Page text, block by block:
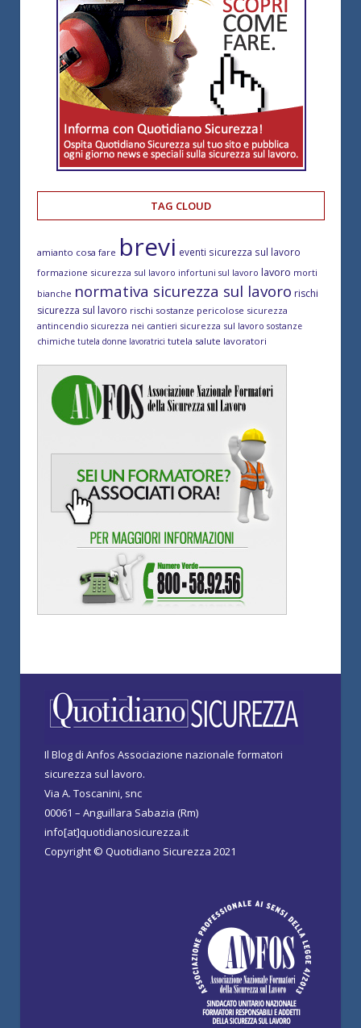
TAG CLOUD
amianto cosa fare brevi eventi sicurezza sul lavoro
formazione sicurezza sul lavoro infortuni sul lavoro lavoro morti
bianche normativa sicurezza sul lavoro rischi
sicurezza sul lavoro rischi sostanze pericolose sicurezza
antincendio sicurezza nei cantieri sicurezza sul lavoro sostanze
chimiche tutela donne lavoratrici tutela salute lavoratori
Il Blog di Anfos Associazione nazionale formatori
sicurezza sul lavoro.
Via A. Toscanini, snc
00061 – Anguillara Sabazia (Rm)
info[at]quotidianosicurezza.it
Copyright © Quotidiano Sicurezza 2021